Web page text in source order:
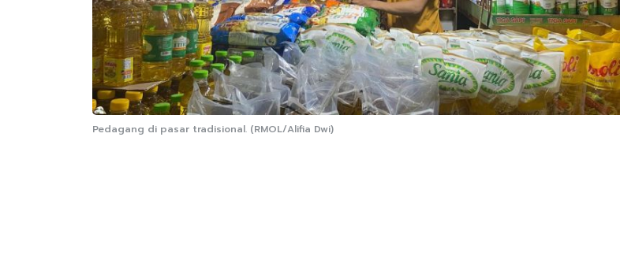
Pedagang di pasar tradisional. (RMOL/Alifia Dwi)